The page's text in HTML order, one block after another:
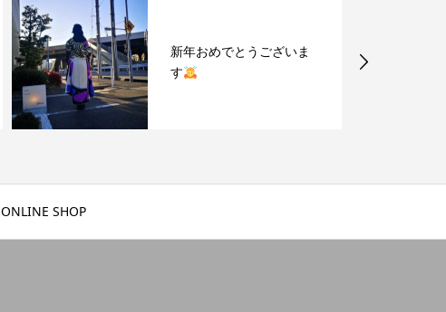
新年おめでとうございま
す
ONLINE SHOP